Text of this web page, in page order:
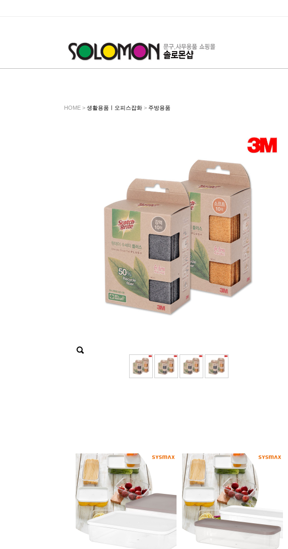
HOME > 생활용품ㅣ오피스잡화 > 주방용품